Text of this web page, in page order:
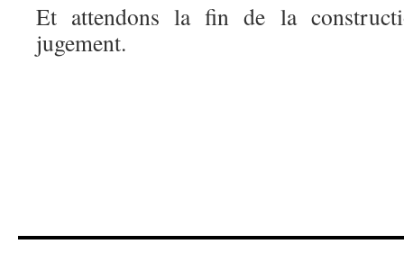
Et attendons la fin de la
jugement.